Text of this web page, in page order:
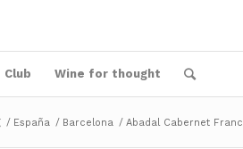
Club Wine for thought
/ España / Barcelona / Abadal Cabernet Franc